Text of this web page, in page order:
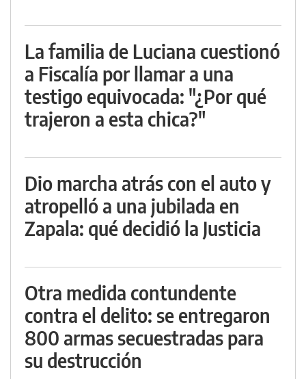
La familia de Luciana cuestionó
a Fiscalía por llamar a una
testigo equivocada: "¿Por qué
trajeron a esta chica?"
Dio marcha atrás con el auto y
atropelló a una jubilada en
Zapala: qué decidió la Justicia
Otra medida contundente
contra el delito: se entregaron
800 armas secuestradas para
su destrucción